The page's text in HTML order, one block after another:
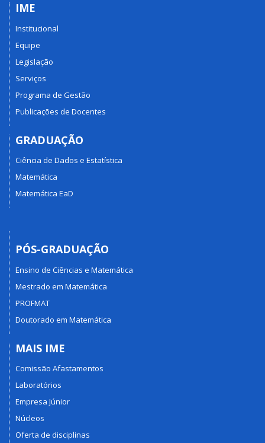
IME
Institucional
Equipe
Legislação
Serviços
Programa de Gestão
Publicações de Docentes
GRADUAÇÃO
Ciência de Dados e Estatística
Matemática
Matemática EaD
PÓS-GRADUAÇÃO
Ensino de Ciências e Matemática
Mestrado em Matemática
PROFMAT
Doutorado em Matemática
MAIS IME
Comissão Afastamentos
Laboratórios
Empresa Júnior
Núcleos
Oferta de disciplinas